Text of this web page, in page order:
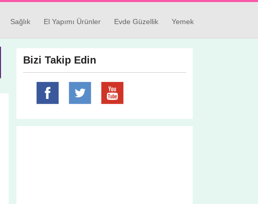
Sağlık El Yapımı Ürünler Evde Güzellik Yemek
Bizi Takip Edin